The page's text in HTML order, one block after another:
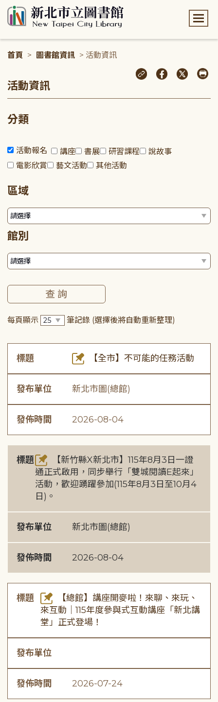
首頁 > 圖書館資訊 > 活動資訊
活動資訊
分類
活動報名 講座 書展 研習課程
說故事
電影欣賞
藝文活動 其他活動
區域
館別
每頁顯示 筆記錄 (選擇後將自動重新整理)
標題 【全市】不可能的任務活動
發布單位 新北市圖(總館)
發佈時間 2026-08-04
標題
【新竹縣X新北市】115年8月3日一證
通正式啟用，同步舉行「雙城閱讀E起來」
活動，歡迎踴躍參加(115年8月3日至10月4
日)。
發布單位 新北市圖(總館)
發佈時間 2026-08-04
標題
【總館】講座開麥啦！來聊、來玩、
來互動｜115年度參與式互動講座「新北講
堂」正式登場！
發布單位
發佈時間 2026-07-24